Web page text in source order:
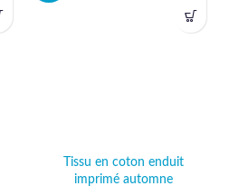
Tissu en coton enduit
imprimé automne